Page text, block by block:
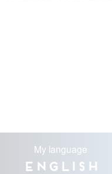
My language
English